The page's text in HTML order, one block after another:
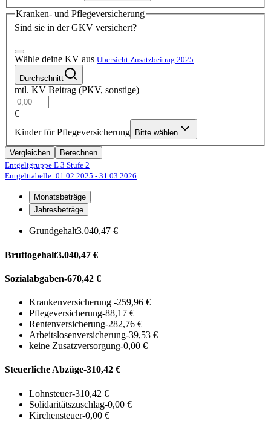
Kranken- und Pflegeversicherung
Sind sie in der GKV versichert?
Wähle deine KV aus Übersicht Zusatzbeitrag 2025
Durchschnitt
mtl. KV Beitrag (PKV, sonstige)
€
Kinder für Pflegeversicherung
Bitte wählen
Vergleichen
Berechnen
Entgeltgruppe E 3 Stufe 2
Entgelttabelle: 01.02.2025 - 31.03.2026
Monatsbeträge
Jahresbeträge
Grundgehalt3.040,47 €
Bruttogehalt3.040,47 €
Sozialabgaben-670,42 €
Krankenversicherung -259,96 €
Pflegeversicherung-88,17 €
Rentenversicherung-282,76 €
Arbeitslosenversicherung-39,53 €
keine Zusatzversorgung-0,00 €
Steuerliche Abzüge-310,42 €
Lohnsteuer-310,42 €
Solidaritätszuschlag-0,00 €
Kirchensteuer-0,00 €